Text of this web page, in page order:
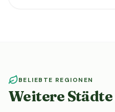
BELIEBTE REGIONEN
Weitere Städte